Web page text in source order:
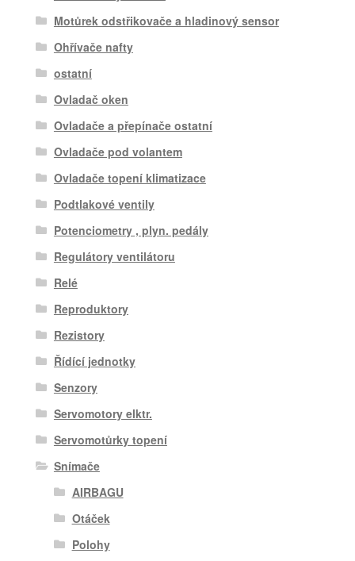
Motůrek odstřikovače a hladinový sensor
Ohřívače nafty
ostatní
Ovladač oken
Ovladače a přepínače ostatní
Ovladače pod volantem
Ovladače topení klimatizace
Podtlakové ventily
Potenciometry , plyn. pedály
Regulátory ventilátoru
Relé
Reproduktory
Rezistory
Řídící jednotky
Senzory
Servomotory elktr.
Servomotůrky topení
Snímače
AIRBAGU
Otáček
Polohy